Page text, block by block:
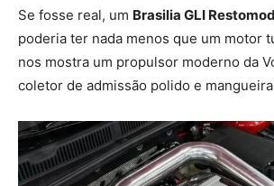
Se fosse real, um Brasilia GLI Restomod
poderia ter nada menos que um motor
nos mostra um propulsor moderno da
coletor de admissão polido e